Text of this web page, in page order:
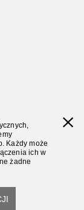
Każdy może
ich w
żadne